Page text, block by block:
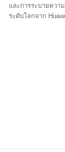
และการระบายควา
ระดับโลกจาก